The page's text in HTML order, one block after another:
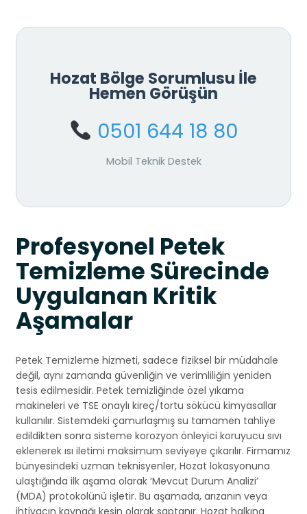
Hozat Bölge Sorumlusu İle
Hemen Görüşün
0501 644 18 80
Mobil Teknik Destek
Profesyonel Petek
Temizleme Sürecinde
Uygulanan Kritik
Aşamalar
Petek Temizleme hizmeti, sadece fiziksel bir müdahale
değil, aynı zamanda güvenliğin ve verimliliğin yeniden
tesis edilmesidir. Petek temizliğinde özel yıkama
makineleri ve TSE onaylı kireç/tortu sökücü kimyasallar
kullanılır. Sistemdeki çamurlaşmış su tamamen tahliye
edildikten sonra sisteme korozyon önleyici koruyucu sıvı
eklenerek ısı iletimi maksimum seviyeye çıkarılır. Firmamız
bünyesindeki uzman teknisyenler, Hozat lokasyonuna
ulaştığında ilk aşama olarak ‘Mevcut Durum Analizi’
(MDA) protokolünü işletir. Bu aşamada, arızanın veya
ihtiyacın kaynağı kesin olarak saptanır. Hozat halkına